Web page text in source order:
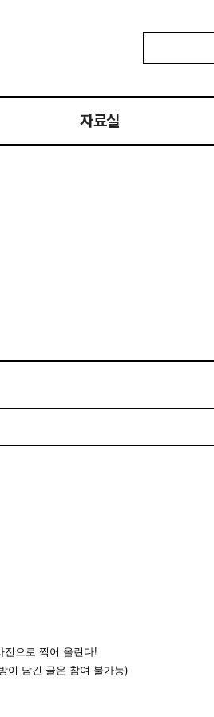
자료실
진으로 찍어 올린다!
이 담긴 글은 참여 불가능)